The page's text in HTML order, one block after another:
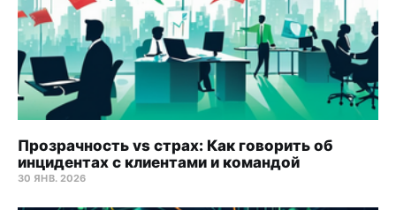
Прозрачность vs страх: Как говорить об
инцидентах с клиентами и командой
30 ЯНВ. 2026